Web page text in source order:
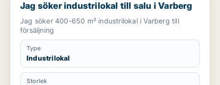
Jag söker industrilokal till salu i Varberg
Jag söker 400-650 m² industrilokal i Varberg till
försäljning
Type
Industrilokal
Storlek